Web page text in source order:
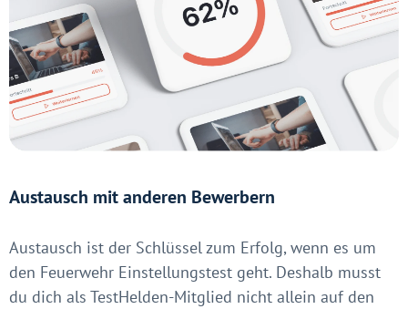
Austausch mit anderen Bewerbern
Austausch ist der Schlüssel zum Erfolg, wenn es um
den Feuerwehr Einstellungstest geht. Deshalb musst
du dich als TestHelden-Mitglied nicht allein auf den